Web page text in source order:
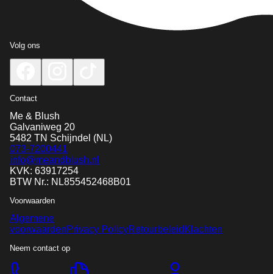
Volg ons
Contact
Me & Blush
Galvaniweg 20
5482 TN Schijndel (NL)
073-7200441
info@meandblush.nl
KVK: 63917254
BTW Nr.: NL855452468B01
Voorwaarden
Algemene
voorwaardenPrivacy PolicyRetourbeleid Klachten
Neem contact op